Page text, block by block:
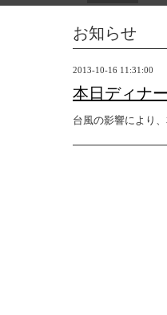
お知らせ
2013-10-16 11:31:00
本日ディナ
台風の影響により